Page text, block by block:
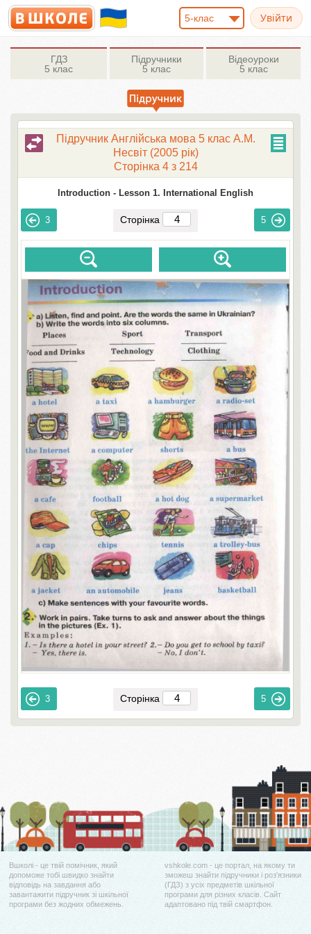
5-клас
ГДЗ
5 клас
Підручники
5 клас
Відеоуроки
5 клас
Підручник Англійська мова 5 клас А.М.
Несвіт (2005 рік)
Сторінка 4 з 214
Introduction - Lesson 1. International English
3 Сторінка 5
3 Сторінка 5
Вшколі - це твій помічник, який
допоможе тобі швидко знайти
відповідь на завдання або
завантажити підручник зі шкільної
програми без жодних обмежень.
vshkole.com - це портал, на якому ти
зможеш знайти підручники і роз'язники
(ГДЗ) з усіх предметів шкільної
програми для різних класів. Сайт
адаптовано під твій смартфон.